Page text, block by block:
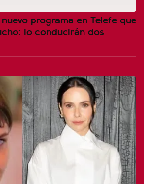
programa en Telefe que
lo conducirán dos